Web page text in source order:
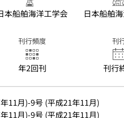
本船舶海洋工学会 日本船舶
刊行頻度
年2回刊
刊
刊行
11月)-9号 (平成21年11月)
11月)-9号 (平成21年11月)